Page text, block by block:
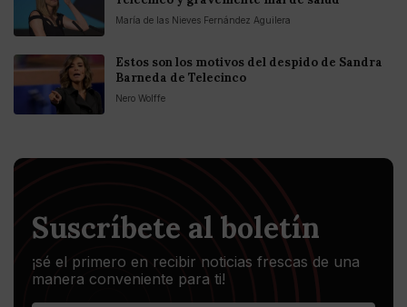
María de las Nieves Fernández Aguilera
Estos son los motivos del despido de Sandra
Barneda de Telecinco
Nero Wolffe
Suscríbete al boletín
¡sé el primero en recibir noticias frescas de una
manera conveniente para ti!